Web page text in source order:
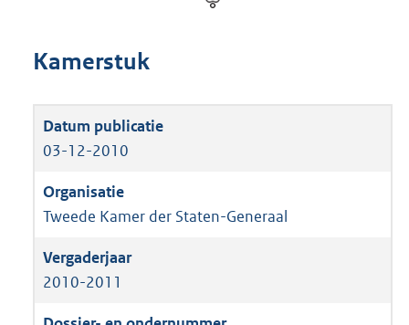
Kamerstuk
03-12-2010
Tweede Kamer der Staten-Generaal
2010-2011